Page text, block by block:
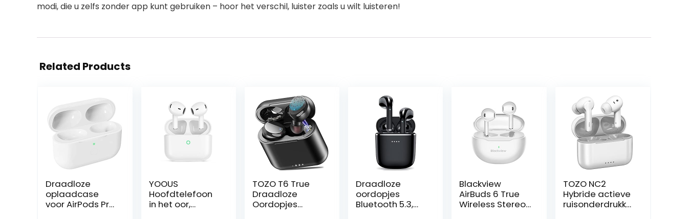
modi, die u zelfs zonder app kunt gebruiken – hoor het verschil, luister zoals u wilt luisteren!
Related Products
Draadloze
oplaadcase
voor AirPods Pro,
YOOUS
Hoofdtelefoon
in het oor,
TOZO T6 True
Draadloze
Oordopjes
Draadloze
oordopjes
Bluetooth 5.3,
Blackview
AirBuds 6 True
Wireless Stereo
TOZO NC2
Hybride actieve
ruisonderdrukke